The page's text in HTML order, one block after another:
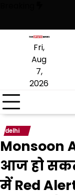
content
Fri,
Aug
7,
2026
delhi
Monsoon
आज हो
में Red